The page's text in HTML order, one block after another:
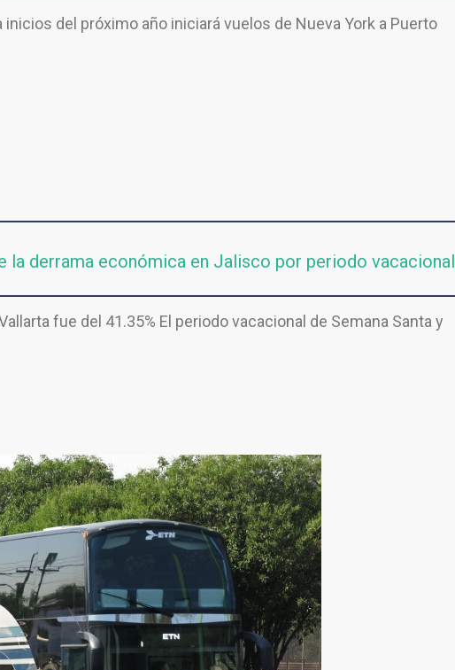
del próximo año iniciará vuelos de Nueva York a Puerto
la derrama económica en Jalisco por periodo vacacional
fue del 41.35% El periodo vacacional de Semana Santa y